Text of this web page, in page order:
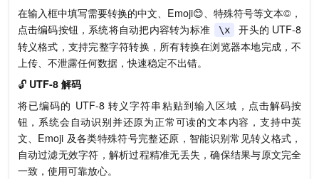
在输入框中填写需要转换的中文、Emoji😊、特殊符号等文本©，
点击编码按钮，系统将自动把内容转为标准
\x
开头的 UTF-8
转义格式，支持完整字符转换，所有转换在浏览器本地完成，不
上传、不泄露任何数据，快速稳定不出错。
🔓 UTF-8 解码
将已编码的 UTF-8 转义字符串粘贴到输入区域，点击解码按
钮，系统会自动识别并还原为正常可读的文本内容，支持中英
文、Emoji 及各类特殊符号完整还原，智能识别常见转义格式，
自动过滤无效字符，解析过程精准无丢失，确保结果与原文完全
一致，使用可靠放心。